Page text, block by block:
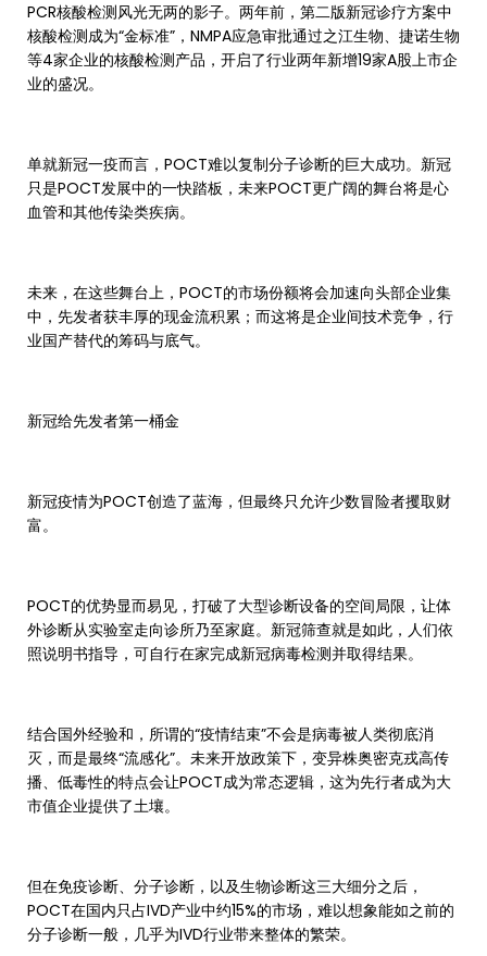
PCR核酸检测风光无两的影子。两年前，第二版新冠诊疗方案中
核酸检测成为“金标准”，NMPA应急审批通过之江生物、捷诺生物
等4家企业的核酸检测产品，开启了行业两年新增19家A股上市企
业的盛况。
单就新冠一疫而言，POCT难以复制分子诊断的巨大成功。新冠
只是POCT发展中的一快踏板，未来POCT更广阔的舞台将是心
血管和其他传染类疾病。
未来，在这些舞台上，POCT的市场份额将会加速向头部企业集
中，先发者获丰厚的现金流积累；而这将是企业间技术竞争，行
业国产替代的筹码与底气。
新冠给先发者第一桶金
新冠疫情为POCT创造了蓝海，但最终只允许少数冒险者攫取财
富。
POCT的优势显而易见，打破了大型诊断设备的空间局限，让体
外诊断从实验室走向诊所乃至家庭。新冠筛查就是如此，人们依
照说明书指导，可自行在家完成新冠病毒检测并取得结果。
结合国外经验和，所谓的“疫情结束”不会是病毒被人类彻底消
灭，而是最终“流感化”。未来开放政策下，变异株奥密克戎高传
播、低毒性的特点会让POCT成为常态逻辑，这为先行者成为大
市值企业提供了土壤。
但在免疫诊断、分子诊断，以及生物诊断这三大细分之后，
POCT在国内只占IVD产业中约15%的市场，难以想象能如之前的
分子诊断一般，几乎为IVD行业带来整体的繁荣。